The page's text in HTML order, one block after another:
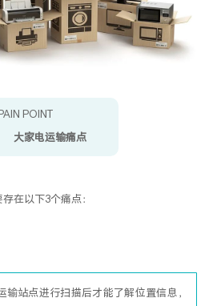
POINT
大家电运输痛点
在以下3个痛点：
站点进行扫描后才能了解位置信息，